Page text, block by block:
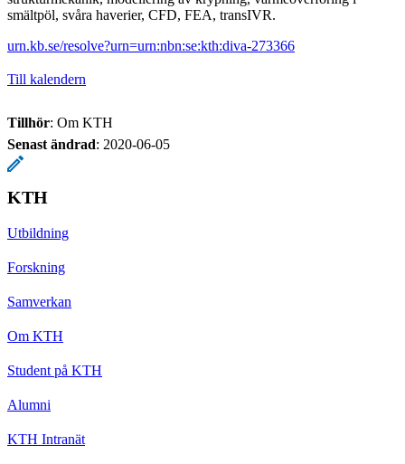
smältpöl, svåra haverier, CFD, FEA, transIVR.
urn.kb.se/resolve?urn=urn:nbn:se:kth:diva-273366
Till kalendern
Tillhör: Om KTH
Senast ändrad: 2020-06-05
KTH
Utbildning
Forskning
Samverkan
Om KTH
Student på KTH
Alumni
KTH Intranät